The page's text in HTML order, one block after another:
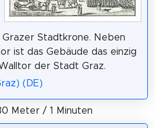
Stadtkrone. Neben
ist das Gebäude das einzig
der Stadt Graz.
(DE)
Meter / 1 Minuten